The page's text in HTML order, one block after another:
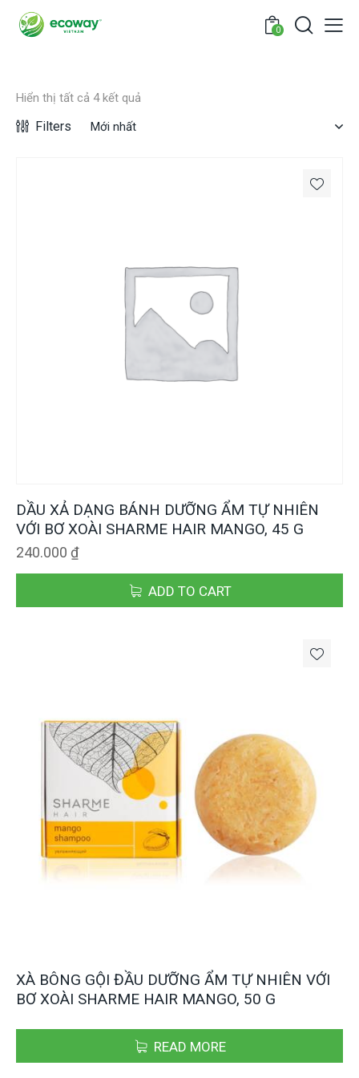
0
Hiển thị tất cả 4 kết quả
Filters
DẦU XẢ DẠNG BÁNH DƯỠNG ẨM TỰ NHIÊN
VỚI BƠ XOÀI SHARME HAIR MANGO, 45 G
240.000 ₫
ADD TO CART
XÀ BÔNG GỘI ĐẦU DƯỠNG ẨM TỰ NHIÊN VỚI
BƠ XOÀI SHARME HAIR MANGO, 50 G
READ MORE